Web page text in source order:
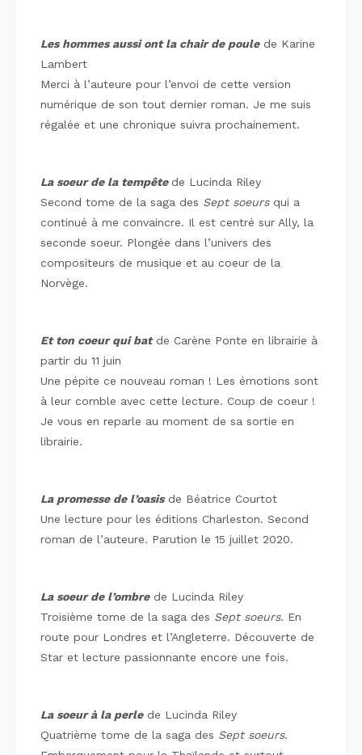
Les hommes aussi ont la chair de poulede Karine
Lambert
Merci à l’auteure pour l’envoi de cette version
numérique de son tout dernier roman. Je me suis
régalée et une chronique suivra prochainement.
La soeur de la tempête de Lucinda Riley
Second tome de la saga des Sept soeursqui a
continué à me convaincre. Il est centré sur Ally, la
seconde soeur. Plongée dans l’univers des
compositeurs de musique et au coeur de la
Norvège.
Et ton coeur qui batde Carène Ponte en librairie à
partir du 11 juin
Une pépite ce nouveau roman ! Les émotions sont
à leur comble avec cette lecture. Coup de coeur !
Je vous en reparle au moment de sa sortie en
librairie.
La promesse de l’oasisde Béatrice Courtot
Une lecture pour les éditions Charleston. Second
roman de l’auteure. Parution le 15 juillet 2020.
La soeur de l’ombrede Lucinda Riley
Troisième tome de la saga des Sept soeurs. En
route pour Londres et l’Angleterre. Découverte de
Star et lecture passionnante encore une fois.
La soeur à la perlede Lucinda Riley
Quatrième tome de la saga des Sept soeurs.